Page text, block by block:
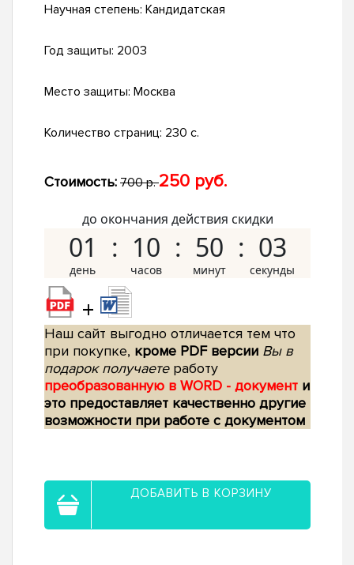
Научная степень: Кандидатская
Год защиты: 2003
Место защиты: Москва
Количество страниц: 230 с.
Стоимость: 700 р.250 руб.
до окончания действия скидки
01 10 50 02
+
Наш сайт выгодно отличается тем что
при покупке, кроме PDF версии Вы в
подарок получаетеработу
преобразованную в WORD - документ и
это предоставляет качественно другие
возможности при работе с документом
ДОБАВИТЬ В КОРЗИНУ